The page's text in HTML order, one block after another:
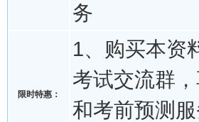
务
限时特惠：
1、购买本资
考试交流群
和考前预测服